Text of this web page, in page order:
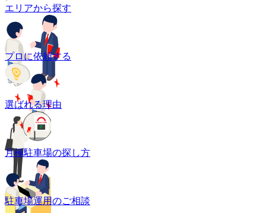
エリアから探す
プロに依頼する
選ばれる理由
月極駐車場の探し方
駐車場運用のご相談